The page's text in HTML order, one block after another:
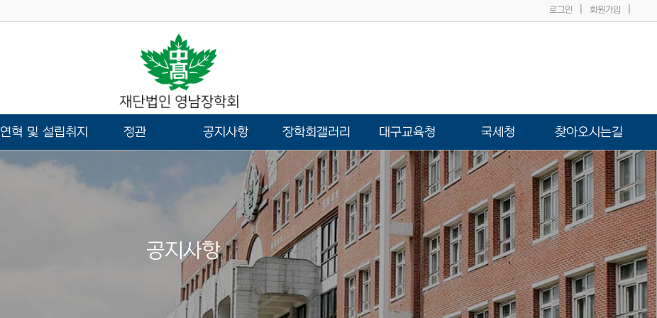
로그인 회원가입
연혁 및 설립취지 정관 공지사항 장학회갤러리 대구교육청 국세청 찾아오시는길
공지사항